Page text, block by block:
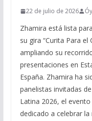
22 de julio de 2026
Zhamira está lista
su gira “Curita Para
ampliando su
presentaciones en
España. Zhamira ha
panelistas invitadas
Latina 2026, el
dedicado a celebrar